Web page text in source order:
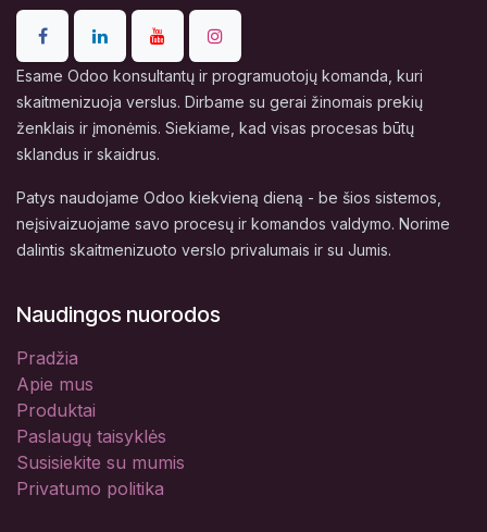
Esame Odoo konsultantų ir programuotojų komanda, kuri
skaitmenizuoja verslus. Dirbame su gerai žinomais prekių
ženklais ir įmonėmis. Siekiame, kad visas procesas būtų
sklandus ir skaidrus.
Patys naudojame Odoo kiekvieną dieną - be šios sistemos,
neįsivaizuojame savo procesų ir komandos valdymo. Norime
dalintis skaitmenizuoto verslo privalumais ir su Jumis.
Naudingos nuorodos
Pradžia
Apie mus
Produktai
Paslaugų taisyklės
Susisiekite su mumis
Privatumo politika